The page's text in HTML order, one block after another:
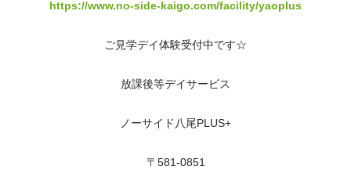
https://www.no-side-kaigo.com/facility/yaoplus
ご見学デイ体験受付中です☆
放課後等デイサービス
ノーサイド八尾PLUS+
〒581-0851